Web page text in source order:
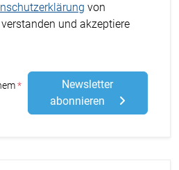
von
und akzeptiere
Stern
Newsletter
abonnieren